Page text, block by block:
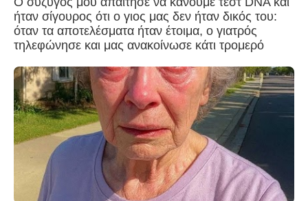
ήταν σίγουρος ότι ο γιος μας δεν ήταν δικός του:
όταν τα αποτελέσματα ήταν έτοιμα, ο γιατρός
τηλεφώνησε και μας ανακοίνωσε κάτι τρομερό